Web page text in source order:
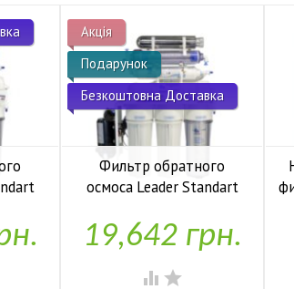
Акція
Подарунок
Безкоштовна Доставка
Фильтр обратного
осмоса Leader Standart
У наявності
19,642 грн.
 